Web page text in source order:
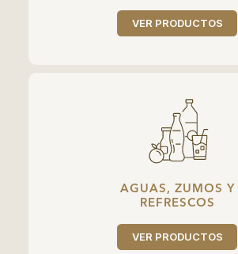
VER PRODUCTOS
AGUAS, ZUMOS Y
REFRESCOS
VER PRODUCTOS